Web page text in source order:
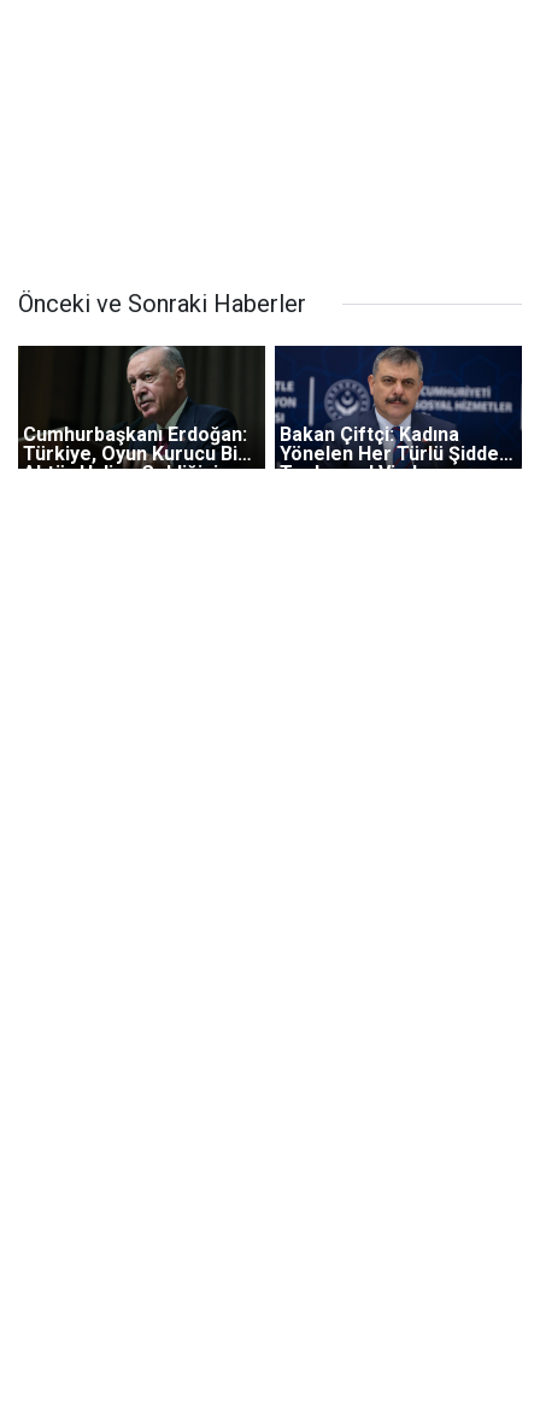
Önceki ve Sonraki Haberler
Cumhurbaşkanı Erdoğan:
Türkiye, Oyun Kurucu Bir
Aktör Haline Geldiğini
Bakan Çiftçi: Kadına
Yönelen Her Türlü Şiddet
Toplumsal Vicdanı